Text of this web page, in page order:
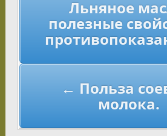
записям
Льняное
полезные
← Польза
молока.